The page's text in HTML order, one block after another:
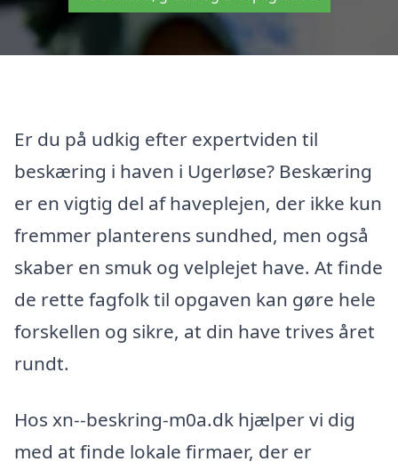
Er du på udkig efter expertviden til
beskæring i haven i Ugerløse? Beskæring
er en vigtig del af haveplejen, der ikke kun
fremmer planterens sundhed, men også
skaber en smuk og velplejet have. At finde
de rette fagfolk til opgaven kan gøre hele
forskellen og sikre, at din have trives året
rundt.
Hos xn--beskring-m0a.dk hjælper vi dig
med at finde lokale firmaer, der er